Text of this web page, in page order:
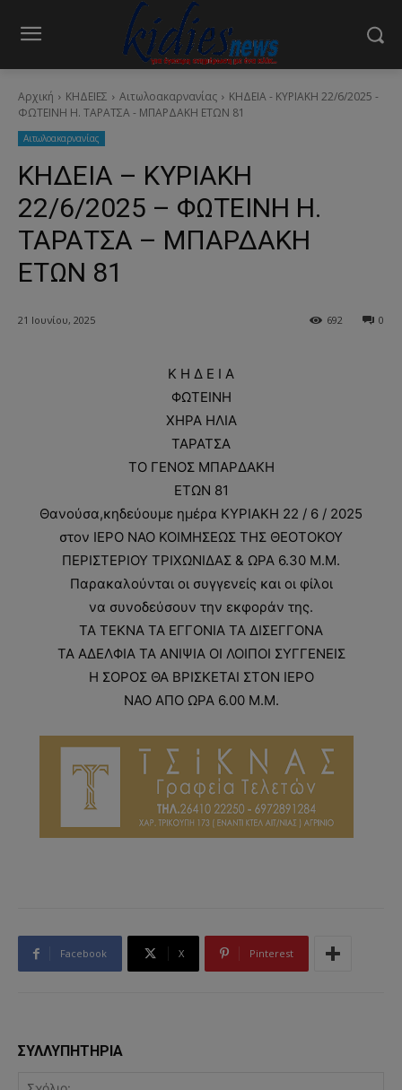
Αρχική ΚΗΔΕΙΕΣ Aιτωλοακαρνανίας
ΚΗΔΕΙΑ - ΚΥΡΙΑΚΗ 22/6/2025 -
ΦΩΤΕΙΝΗ Η. ΤΑΡΑΤΣΑ - ΜΠΑΡΔΑΚΗ ΕΤΩΝ 81
Aιτωλοακαρνανίας
ΚΗΔΕΙΑ – ΚΥΡΙΑΚΗ
22/6/2025 – ΦΩΤΕΙΝΗ Η.
ΤΑΡΑΤΣΑ – ΜΠΑΡΔΑΚΗ
ΕΤΩΝ 81
21 Ιουνίου, 2025 0
692
Κ Η Δ Ε Ι Α
ΦΩΤΕΙΝΗ
ΧΗΡΑ ΗΛΙΑ
ΤΑΡΑΤΣΑ
ΤΟ ΓΕΝΟΣ ΜΠΑΡΔΑΚΗ
ΕΤΩΝ 81
Θανούσα,κηδεύουμε ημέρα ΚΥΡΙΑΚΗ 22 / 6 / 2025
στον ΙΕΡΟ ΝΑΟ ΚΟΙΜΗΣΕΩΣ ΤΗΣ ΘΕΟΤΟΚΟΥ
ΠΕΡΙΣΤΕΡΙΟΥ ΤΡΙΧΩΝΙΔΑΣ & ΩΡΑ 6.30 Μ.Μ.
Παρακαλούνται οι συγγενείς και οι φίλοι
να συνοδεύσουν την εκφοράν της.
ΤΑ ΤΕΚΝΑ ΤΑ ΕΓΓΟΝΙΑ ΤΑ ΔΙΣΕΓΓΟΝΑ
ΤΑ ΑΔΕΛΦΙΑ ΤΑ ΑΝΙΨΙΑ ΟΙ ΛΟΙΠΟΙ ΣΥΓΓΕΝΕΙΣ
Η ΣΟΡΟΣ ΘΑ ΒΡΙΣΚΕΤΑΙ ΣΤΟΝ ΙΕΡΟ
ΝΑΟ ΑΠΟ ΩΡΑ 6.00 Μ.Μ.
Facebook X Pinterest
ΣΥΛΛΥΠΗΤΗΡΙΑ